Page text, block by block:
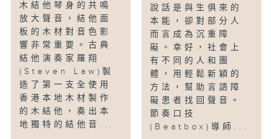
木結他琴身的共鳴
放大聲音，結他面
板的木材對音色影
響非常重要。古典
結他演奏家羅翔
(Steven Law)製
造了第一支全使用
香港本地木材製作
的木結他，奏出本
地獨特的結他音...
說話是與生俱來的
本能，卻對部分人
而言成為沉重障
礙。幸好，社會上
有不同的人和團
體，用輕鬆新穎的
方法，幫助言語障
礙患者找回聲音。
節奏口技
(Beatbox)導師...